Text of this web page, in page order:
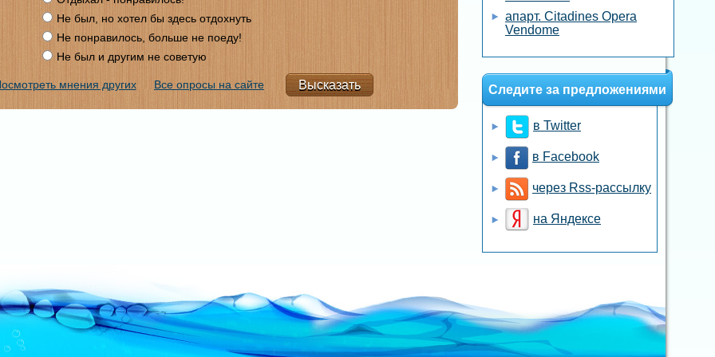
Не был, но хотел бы здесь отдохнуть
Не понравилось, больше не поеду!
Не был и другим не советую
мнения других Все опросы на сайте
апарт. Citadines Opera
Vendome
Следите за предложениями
в Twitter
в Facebook
через Rss-рассылку
на Яндексе